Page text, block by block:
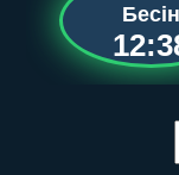
Бесін